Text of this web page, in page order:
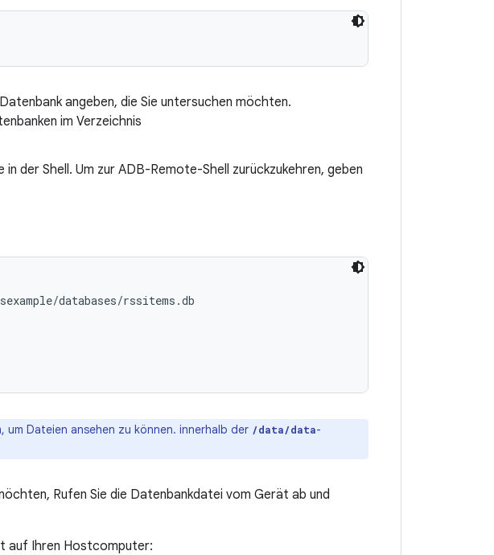
angeben, die Sie untersuchen möchten.
im Verzeichnis
in der Shell. Um zur ADB-Remote-Shell zurückzukehren, geben
databases/rssitems.db
Dateien ansehen zu können. innerhalb der /data/data-
Rufen Sie die Datenbankdatei vom Gerät ab und
auf Ihren Hostcomputer: